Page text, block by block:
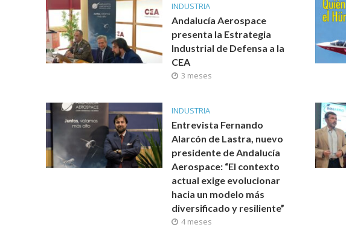
INDUSTRIA
Andalucía Aerospace
presenta la Estrategia
Industrial de Defensa a la
CEA
3 meses
INDUSTRIA
Entrevista Fernando
Alarcón de Lastra, nuevo
presidente de Andalucía
Aerospace: “El contexto
actual exige evolucionar
hacia un modelo más
diversificado y resiliente”
4 meses